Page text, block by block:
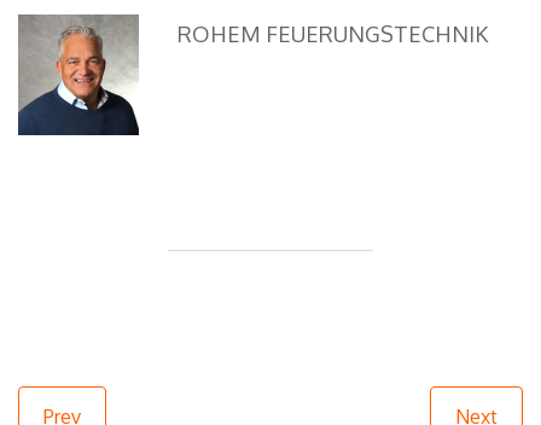
ROHEM FEUERUNGSTECHNIK
Next
Prev